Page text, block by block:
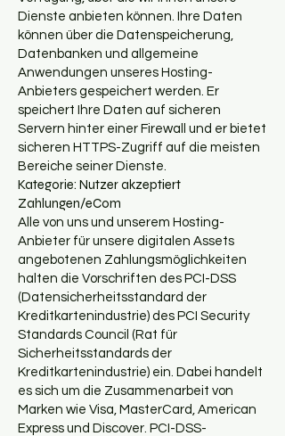
Dienste anbieten können. Ihre Daten
können über die Datenspeicherung,
Datenbanken und allgemeine
Anwendungen unseres Hosting-
Anbieters gespeichert werden. Er
speichert Ihre Daten auf sicheren
Servern hinter einer Firewall und er bietet
sicheren HTTPS-Zugriff auf die meisten
Bereiche seiner Dienste.
Kategorie: Nutzer akzeptiert
Zahlungen/eCom
Alle von uns und unserem Hosting-
Anbieter für unsere digitalen Assets
angebotenen Zahlungsmöglichkeiten
halten die Vorschriften des PCI-DSS
(Datensicherheitsstandard der
Kreditkartenindustrie) des PCI Security
Standards Council (Rat für
Sicherheitsstandards der
Kreditkartenindustrie) ein. Dabei handelt
es sich um die Zusammenarbeit von
Marken wie Visa, MasterCard, American
Express und Discover. PCI-DSS-